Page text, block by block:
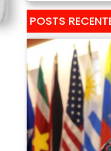
POSTS